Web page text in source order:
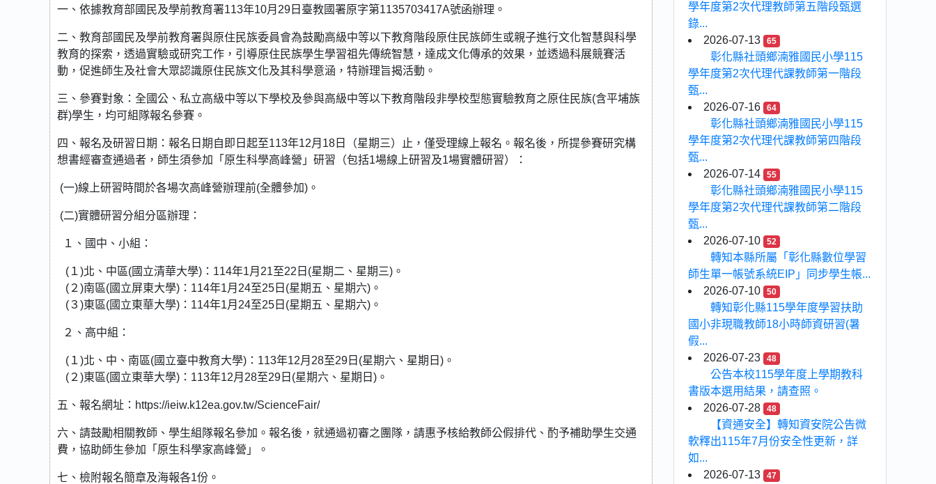
一、依據教育部國民及學前教育署113年10月29日臺教國署原字第1135703417A號函辦理。
二、教育部國民及學前教育署與原住民族委員會為鼓勵高級中等以下教育階段原住民族師生或親子進行文化智慧與科學
教育的探索，透過實驗或研究工作，引導原住民族學生學習祖先傳統智慧，達成文化傳承的效果，並透過科展競賽活
動，促進師生及社會大眾認識原住民族文化及其科學意涵，特辦理旨揭活動。
三、參賽對象：全國公、私立高級中等以下學校及參與高級中等以下教育階段非學校型態實驗教育之原住民族(含平埔族
群)學生，均可組隊報名參賽。
四、報名及研習日期：報名日期自即日起至113年12月18日（星期三）止，僅受理線上報名。報名後，所提參賽研究構
想書經審查通過者，師生須參加「原生科學高峰營」研習（包括1場線上研習及1場實體研習）：
(一)線上研習時間於各場次高峰營辦理前(全體參加)。
(二)實體研習分組分區辦理：
１、國中、小組：
(１)北、中區(國立清華大學)：114年1月21至22日(星期二、星期三)。
(２)南區(國立屏東大學)：114年1月24至25日(星期五、星期六)。
(３)東區(國立東華大學)：114年1月24至25日(星期五、星期六)。
２、高中組：
(１)北、中、南區(國立臺中教育大學)：113年12月28至29日(星期六、星期日)。
(２)東區(國立東華大學)：113年12月28至29日(星期六、星期日)。
五、報名網址：https://ieiw.k12ea.gov.tw/ScienceFair/
六、請鼓勵相關教師、學生組隊報名參加。報名後，就通過初審之團隊，請惠予核給教師公假排代、酌予補助學生交通
費，協助師生參加「原生科學家高峰營」。
七、檢附報名簡章及海報各1份。
學年度第2次代理教師第五階段甄選
錄...
2026-07-13
65
彰化縣社頭鄉湳雅國民小學115
學年度第2次代理代課教師第一階段
甄...
2026-07-16
64
彰化縣社頭鄉湳雅國民小學115
學年度第2次代理代課教師第四階段
甄...
2026-07-14
55
彰化縣社頭鄉湳雅國民小學115
學年度第2次代理代課教師第二階段
甄...
2026-07-10
52
轉知本縣所屬「彰化縣數位學習
師生單一帳號系統EIP」同步學生帳...
2026-07-10
50
轉知彰化縣115學年度學習扶助
國小非現職教師18小時師資研習(暑
假...
2026-07-23
48
公告本校115學年度上學期教科
書版本選用結果，請查照。
2026-07-28
48
【資通安全】轉知資安院公告微
軟釋出115年7月份安全性更新，詳
如...
2026-07-13
47